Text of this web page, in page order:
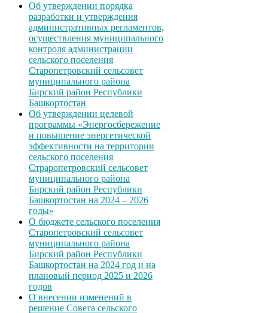
Об утверждении порядка
разработки и утверждения
административных регламентов,
осуществления муниципального
контроля администрации
сельского поселения
Старопетровский сельсовет
муниципального района
Бирский район Республики
Башкортостан
Об утверждении целевой
программы «Энергосбережение
и повышение энергетической
эффективности на территории
сельского поселения
Страропетровский сельсовет
муниципального района
Бирский район Республики
Башкортостан на 2024 – 2026
годы»
О бюджете сельского поселения
Старопетровский сельсовет
муниципального района
Бирский район Республики
Башкортостан на 2024 год и на
плановый период 2025 и 2026
годов
О внесении изменений в
решение Совета сельского